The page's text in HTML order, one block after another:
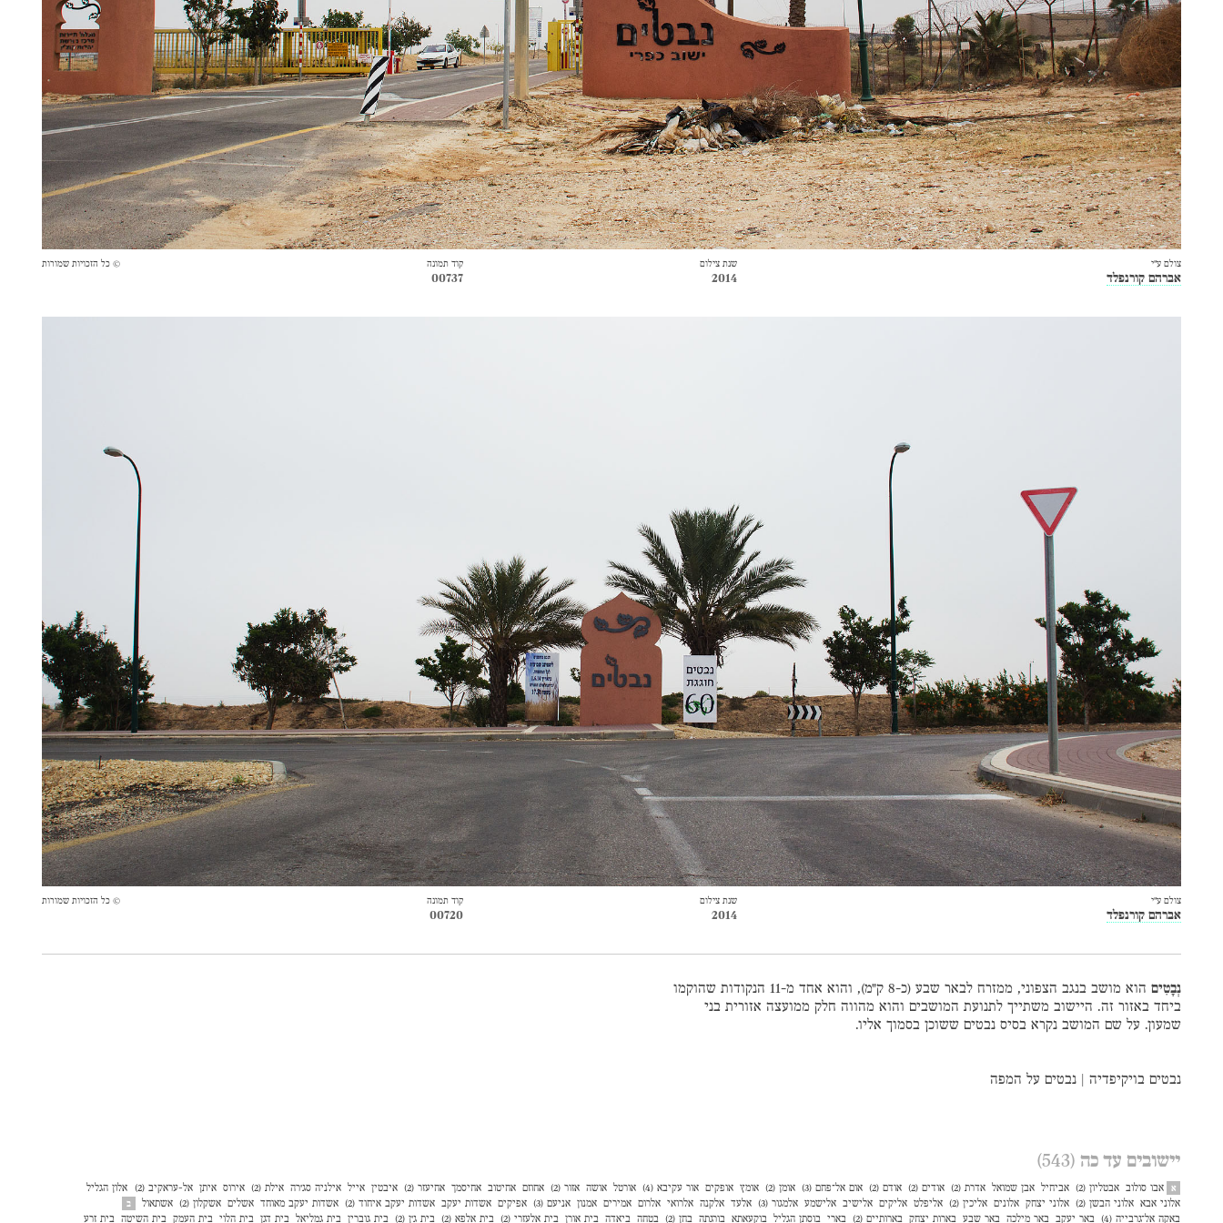
צולם ע״י
אברהם קורנפלד
שנת צילום
2014
קוד תמונה
00737
© כל הזכויות שמורות
צולם ע״י
אברהם קורנפלד
שנת צילום
2014
קוד תמונה
00720
© כל הזכויות שמורות
נְבָטִים
הוא מושב בנגב הצפוני, ממזרח לבאר שבע (כ-8 ק"מ), והוא אחד מ-11 הנקודות שהוקמו
ביחד באזור זה. היישוב משתייך לתנועת המושבים והוא מהווה חלק ממועצה אזורית בני
שמעון. על שם המושב נקרא בסיס נבטים ששוכן בסמוך אליו.
נבטים בויקיפדיה |נבטים על המפה
יישובים עד כה (543)
א אבו סולוב אבטליון (2) אביחיל אבן שמואל אדרת (2) אודים (2) אודם (2) אום אל־פחם (3) אומן (2) אומץ אופקים אור עקיבא (4) אורטל אושה אזור (2) אחוזם אחיטוב אחיסמך אחיעזר (2) איבטין אייל אילניה סג׳רה אילת (2) אירוס איתן אל-עראקיב (2)
אלון הגליל
אלוני אבא
אלוני הבשן (2) אלוני יצחק אלונים אליכין (2) אליפלט אליקים אלישיב אלישמע אלמגור (3) אלעד אלקנה אלרואי אלרום אמירים אמנון אניעם (3) אפיקים אשדות יעקב אשדות יעקב איחוד (2) אשדות יעקב מאוחד אשלים אשקלון (2) אשתאול ב
באקה אל־גרבייה (4) באר יעקב באר מילכה באר שבע בארות יצחק בארותיים (2) בארי בוסתן הגליל בוקעאתא בורגתה בחן (2) בטחה ביאדה בית אורן בית אלעזרי (2) בית אלפא (2) בית ג'ן (2) בית גוברין בית גמליאל בית דגן בית הלוי בית העמק בית השיטה בית זרע